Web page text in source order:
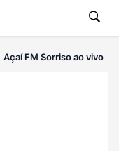
Açaí FM Sorriso ao vivo